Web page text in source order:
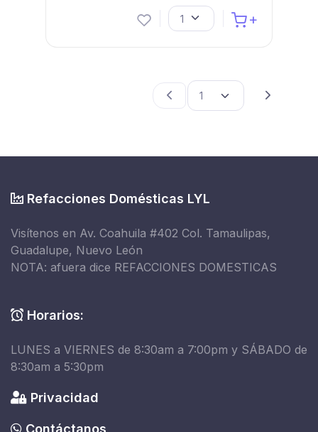
Refacciones Domésticas LYL
Visítenos en Av. Coahuila #402 Col. Tamaulipas,
Guadalupe, Nuevo León
NOTA: afuera dice REFACCIONES DOMESTICAS
Horarios:
LUNES a VIERNES de 8:30am a 7:00pm y SÁBADO de
8:30am a 5:30pm
Privacidad
Contáctanos